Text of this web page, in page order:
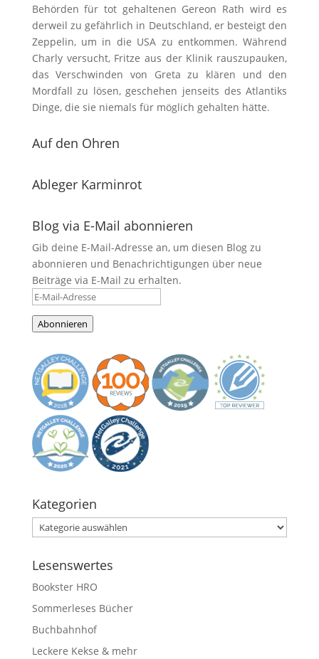
Behörden für tot gehaltenen Gereon Rath wird es
derweil zu gefährlich in Deutschland, er besteigt den
Zeppelin, um in die USA zu entkommen. Während
Charly versucht, Fritze aus der Klinik rauszupauken,
das Verschwinden von Greta zu klären und den
Mordfall zu lösen, geschehen jenseits des Atlantiks
Dinge, die sie niemals für möglich gehalten hätte.
Auf den Ohren
Ableger Karminrot
Blog via E-Mail abonnieren
Gib deine E-Mail-Adresse an, um diesen Blog zu
abonnieren und Benachrichtigungen über neue
Beiträge via E-Mail zu erhalten.
E-
Mail-
Adresse
Abonnieren
Kategorien
Kategorien
Lesenswertes
Bookster HRO
Sommerleses Bücher
Buchbahnhof
Leckere Kekse & mehr